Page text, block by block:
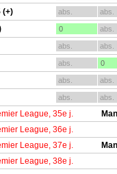
(+) abs. abs.
0 abs.
abs. abs.
abs. 0
abs. abs.
abs. abs.
League, 35e j.
League, 36e j.
League, 37e j.
League, 38e j.